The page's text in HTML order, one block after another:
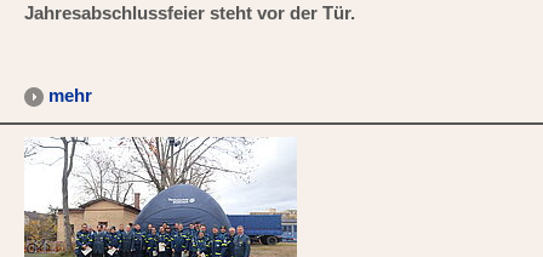
Jahresabschlussfeier steht vor der Tür.
mehr